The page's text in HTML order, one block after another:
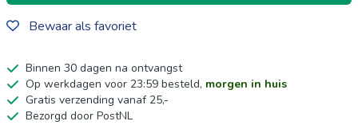
Bewaar als favoriet
Binnen 30 dagen na ontvangst
Op werkdagen voor 23:59 besteld, morgen in huis
Gratis verzending vanaf 25,-
Bezorgd door PostNL